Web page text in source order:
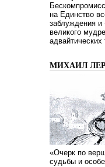
на Единство
заблуждения
великого
адвайтических
МИХАИЛ
«Очерк по
судьбы и